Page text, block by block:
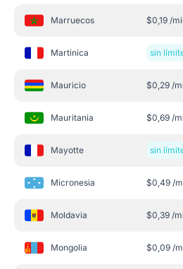
Marruecos $0,19 /
Martinica sin
Mauricio $0,29 /
Mauritania $0,69 /
Mayotte sin
Micronesia $0,49 /
Moldavia $0,39 /
Mongolia $0,09 /